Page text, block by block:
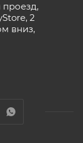
проезд,
2
вниз,